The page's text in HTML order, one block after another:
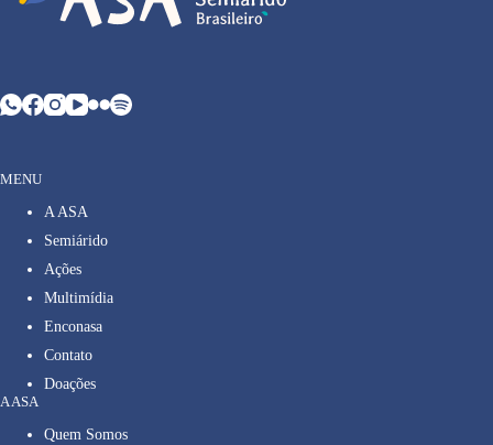
MENU
A ASA
Semiárido
Ações
Multimídia
Enconasa
Contato
Doações
A ASA
Quem Somos